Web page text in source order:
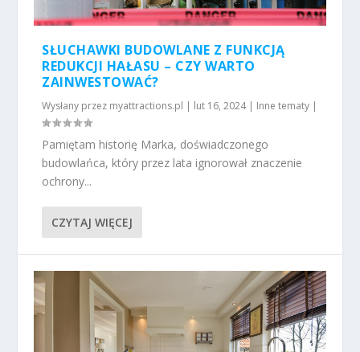
SŁUCHAWKI BUDOWLANE Z FUNKCJĄ
REDUKCJI HAŁASU – CZY WARTO
ZAINWESTOWAĆ?
Wysłany przez myattractions.pl | lut 16, 2024| Inne tematy |
Pamiętam historię Marka, doświadczonego
budowlańca, który przez lata ignorował znaczenie
ochrony...
CZYTAJ WIĘCEJ